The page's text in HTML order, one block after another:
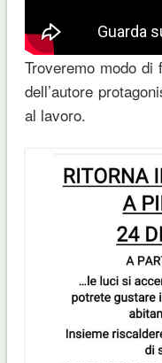
Troveremo modo
dell’autore
al lavoro.